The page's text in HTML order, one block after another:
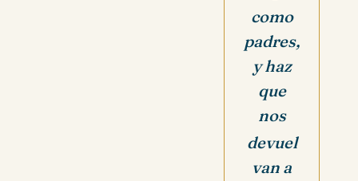
como
padres,
y haz
que
nos
devuel
van a